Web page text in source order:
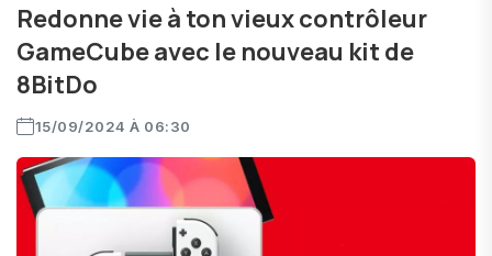
Redonne vie à ton vieux contrôleur
GameCube avec le nouveau kit de
8BitDo
15/09/2024 À 06:30